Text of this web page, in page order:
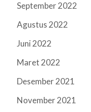
September 2022
Agustus 2022
Juni 2022
Maret 2022
Desember 2021
November 2021